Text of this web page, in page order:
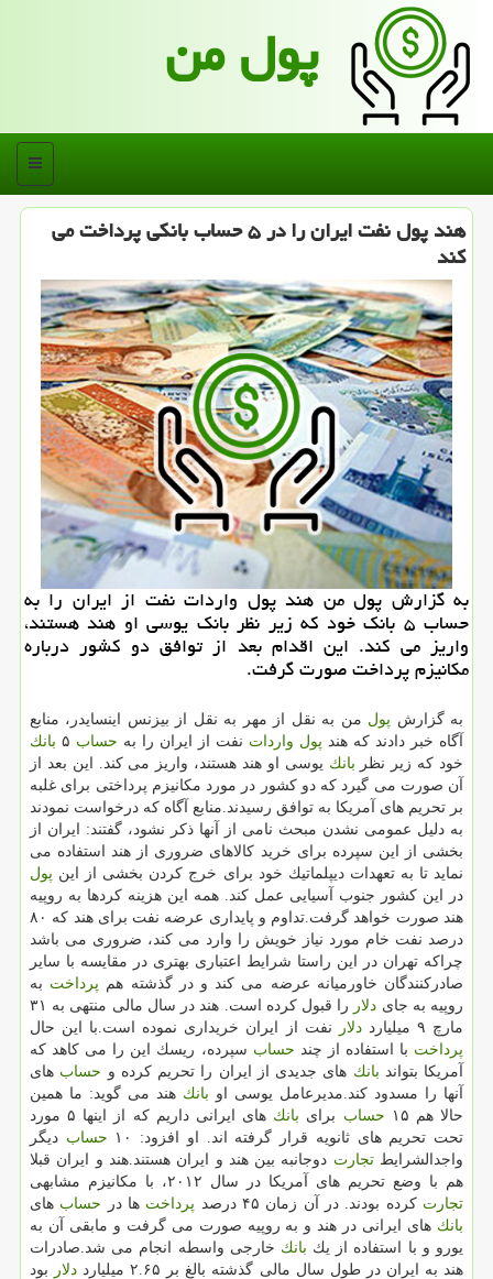
پول من
منو
هند پول نفت ایران را در ۵ حساب بانكی پرداخت می
كند
به گزارش پول من هند پول واردات نفت از ایران را به
حساب ۵ بانك خود كه زیر نظر بانك یوسی او هند هستند،
واریز می كند. این اقدام بعد از توافق دو كشور درباره
مكانیزم پرداخت صورت گرفت.
به گزارش پول من به نقل از مهر به نقل از بیزنس اینسایدر، منابع
آگاه خبر دادند كه هند پول واردات نفت از ایران را به حساب
بانك
خود كه زیر نظر بانك یوسی او هند هستند، واریز می كند. این بعد از
آن صورت می گیرد كه دو كشور در مورد مكانیزم پرداختی برای غلبه
بر تحریم های آمریكا به توافق رسیدند.منابع آگاه كه درخواست نمودند
به دلیل عمومی نشدن مبحث نامی از آنها ذكر نشود، گفتند: ایران از
بخشی از این سپرده برای خرید كالاهای ضروری از هند استفاده می
نماید تا به تعهدات دیپلماتیك خود برای خرج كردن بخشی از این پول
در این كشور جنوب آسیایی عمل كند. همه این هزینه كردها به روپیه
هند صورت خواهد گرفت.تداوم و پایداری عرضه نفت برای هند كه ۸۰
درصد نفت خام مورد نیاز خویش را وارد می كند، ضروری می باشد
چراكه تهران در این راستا شرایط اعتباری بهتری در مقایسه با سایر
صادركنندگان خاورمیانه عرضه می كند و در گذشته هم پرداخت به
روپیه به جای دلار
را قبول كرده است. هند در سال مالی منتهی به ۳۱
مارچ ۹ میلیارد
دلار
نفت از ایران خریداری نموده است.با این حال
پرداخت با استفاده از چند حساب سپرده، ریسك این را می كاهد كه
آمریكا بتواند بانك های جدیدی از ایران را تحریم كرده و حساب های
آنها را مسدود كند.مدیرعامل یوسی او بانك هند می گوید: ما همین
حالا هم ۱۵
حساب برای بانك
های ایرانی داریم كه از اینها ۵ مورد
تحت تحریم های ثانویه قرار گرفته اند. او افزود: ۱۰
حساب دیگر
واجدالشرایطتجارت دوجانبه بین هند و ایران هستند.هند و ایران قبلا
هم با وضع تحریم های آمریكا در سال ۲۰۱۲، با مكانیزم مشابهی
تجارت كرده بودند. در آن زمان ۴۵ درصد پرداخت ها در حساب های
بانك های ایرانی در هند و به روپیه صورت می گرفت و مابقی آن به
یورو و با استفاده از یك بانك خارجی واسطه انجام می شد.صادرات
هند به ایران در طول سال مالی گذشته بالغ بر ۲.۶۵ میلیارد
دلار
بود